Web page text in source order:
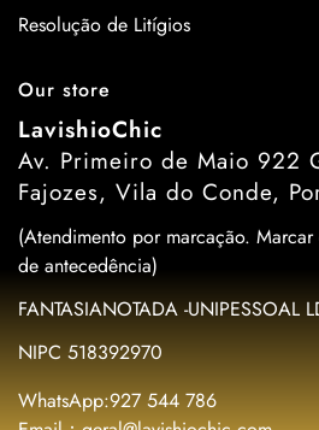
Resolução de Litígios
Our store
LavishioChic
Av. Primeiro de Maio 922
Fajozes, Vila do Conde,
(Atendimento por marcação.
de antecedência)
FANTASIANOTADA -UNIPESSOAL
NIPC 518392970
WhatsApp:927 544 786